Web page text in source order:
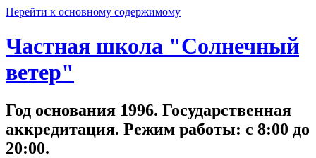
Перейти к основному содержимому
Частная школа "Солнечный
ветер"
Год основания 1996. Государственная
аккредитация. Режим работы: с 8:00 до
20:00.